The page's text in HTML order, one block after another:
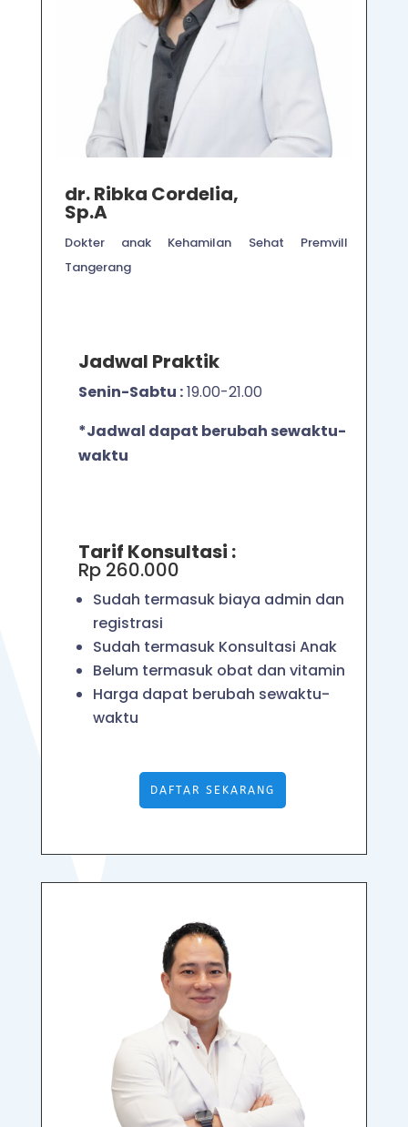
dr. Ribka Cordelia,
Sp.A
Dokter anak Kehamilan Sehat Premvill
Tangerang
Jadwal Praktik
Senin-Sabtu :19.00-21.00
*Jadwal dapat berubah sewaktu-
waktu
Tarif Konsultasi :
Rp 260.000
Sudah termasuk biaya admin dan
registrasi
Sudah termasuk Konsultasi Anak
Belum termasuk obat dan vitamin
Harga dapat berubah sewaktu-
waktu
DAFTAR SEKARANG